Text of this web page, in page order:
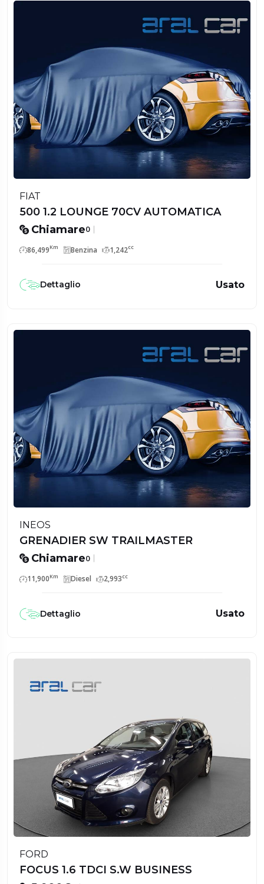
FIAT
500 1.2 LOUNGE 70CV AUTOMATICA
Chiamare0
86,499Km Benzina 1,242cc
Dettaglio Usato
INEOS
GRENADIER SW TRAILMASTER
Chiamare0
11,900Km Diesel 2,993cc
Dettaglio Usato
FORD
FOCUS 1.6 TDCI S.W BUSINESS